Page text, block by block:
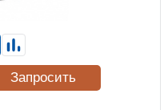
Запросить